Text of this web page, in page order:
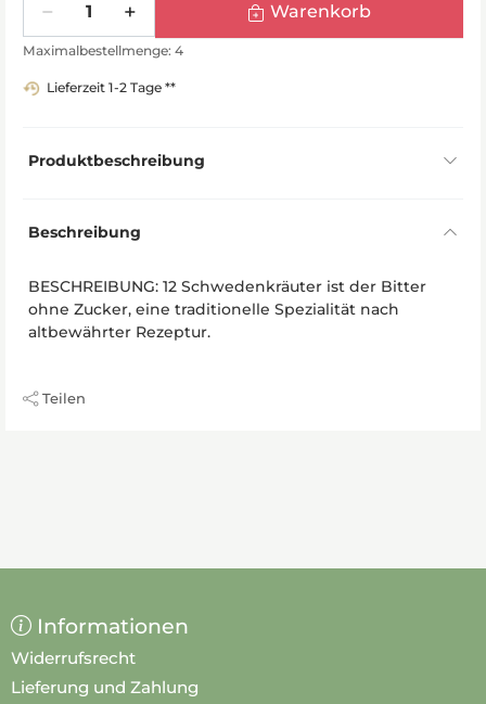
Warenkorb
Maximalbestellmenge: 4
Lieferzeit 1-2 Tage **
Produktbeschreibung
Beschreibung
BESCHREIBUNG: 12 Schwedenkräuter ist der Bitter
ohne Zucker, eine traditionelle Spezialität nach
altbewährter Rezeptur.
Teilen
Informationen
Widerrufsrecht
Lieferung und Zahlung